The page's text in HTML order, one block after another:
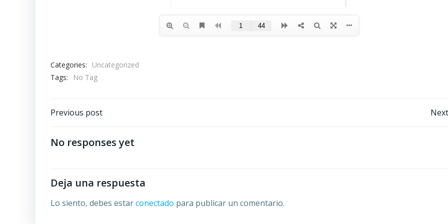
Categories:
Uncategorized
Tags:
No Tag
Post
navigation
Previous post
No responses yet
Deja una respuesta
Lo siento, debes estarconectado para publicar un comentario.